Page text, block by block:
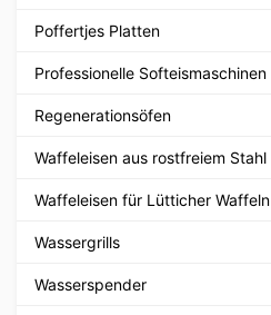
Poffertjes Platten
Professionelle Softeismaschinen
Regenerationsöfen
Waffeleisen aus rostfreiem Stahl
Waffeleisen für Lütticher Waffeln
Wassergrills
Wasserspender